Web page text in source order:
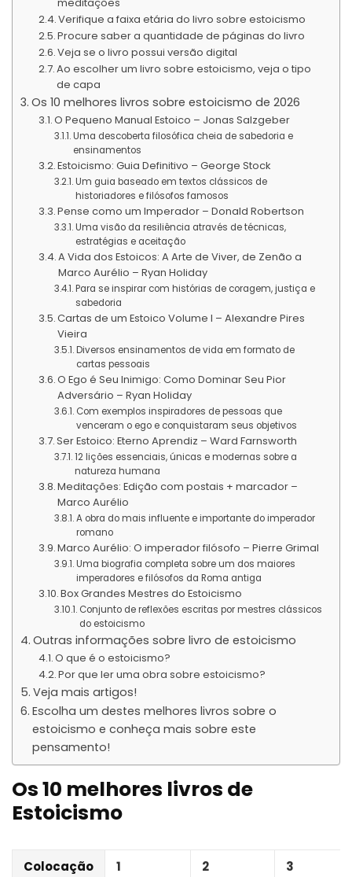
Verifique a faixa etária do livro sobre estoicismo
Procure saber a quantidade de páginas do livro
Veja se o livro possui versão digital
Ao escolher um livro sobre estoicismo, veja o tipo
de capa
Os 10 melhores livros sobre estoicismo de 2026
O Pequeno Manual Estoico – Jonas Salzgeber
Uma descoberta filosófica cheia de sabedoria e
ensinamentos
Estoicismo: Guia Definitivo – George Stock
Um guia baseado em textos clássicos de
historiadores e filósofos famosos
Pense como um Imperador – Donald Robertson
Uma visão da resiliência através de técnicas,
estratégias e aceitação
A Vida dos Estoicos: A Arte de Viver, de Zenão a
Marco Aurélio – Ryan Holiday
Para se inspirar com histórias de coragem, justiça e
sabedoria
Cartas de um Estoico Volume I – Alexandre Pires
Vieira
Diversos ensinamentos de vida em formato de
cartas pessoais
O Ego é Seu Inimigo: Como Dominar Seu Pior
Adversário – Ryan Holiday
Com exemplos inspiradores de pessoas que
venceram o ego e conquistaram seus objetivos
Ser Estoico: Eterno Aprendiz – Ward Farnsworth
12 lições essenciais, únicas e modernas sobre a
natureza humana
Meditações: Edição com postais + marcador –
Marco Aurélio
A obra do mais influente e importante do imperador
romano
Marco Aurélio: O imperador filósofo – Pierre Grimal
Uma biografia completa sobre um dos maiores
imperadores e filósofos da Roma antiga
Box Grandes Mestres do Estoicismo
Conjunto de reflexões escritas por mestres clássicos
do estoicismo
Outras informações sobre livro de estoicismo
O que é o estoicismo?
Por que ler uma obra sobre estoicismo?
Veja mais artigos!
Escolha um destes melhores livros sobre o
estoicismo e conheça mais sobre este
pensamento!
Os 10 melhores livros de
Estoicismo
Colocação 1 2 3